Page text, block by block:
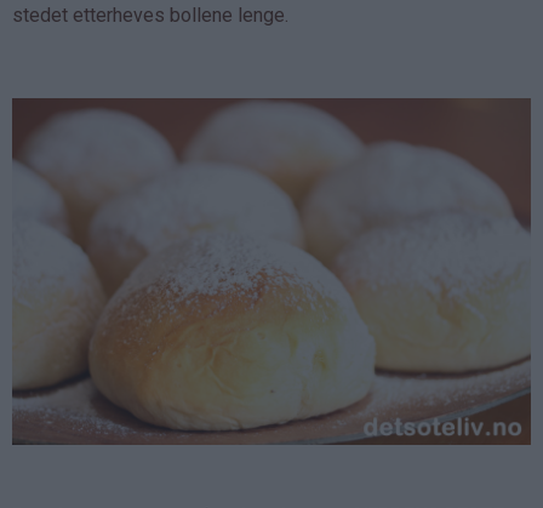
stedet etterheves bollene lenge.